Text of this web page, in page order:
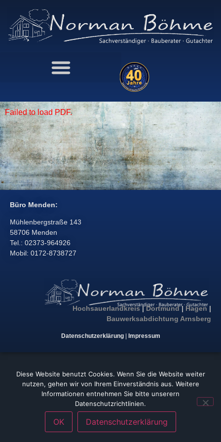
Failed to load PDF.
Büro Menden:
Mühlenbergstraße 143
58706 Menden
Tel.: 02373-964926
Mobil: 0172-8738727
Hochsauerlandkreis|Dortmund| Hagen |
Bauwerksabdichtung Arnsberg
Datenschutzerklärung| Impressum
Diese Website benutzt Cookies. Wenn Sie die Website weiter
nutzen, gehen wir von Ihrem Einverständnis aus. Weitere
Informationen entnehmen Sie bitte unserern
Datenschutzrichtlinien.
OK Datenschutzerklärung